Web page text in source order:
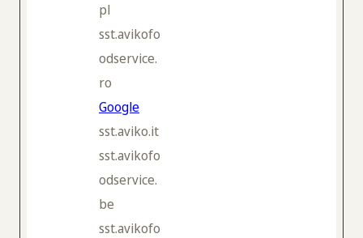
pl
sst.avikofo
odservice.
ro
Google
sst.aviko.it
sst.avikofo
odservice.
be
sst.avikofo